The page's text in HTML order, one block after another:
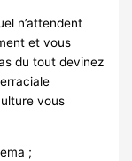
n’attendent
et vous
du tout devinez
vous
;